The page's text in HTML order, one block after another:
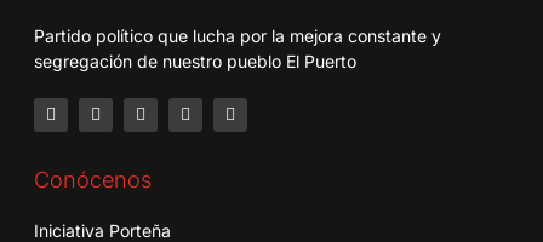
Partido político que lucha por la mejora constante y
segregación de nuestro pueblo El Puerto
Conócenos
Iniciativa Porteña